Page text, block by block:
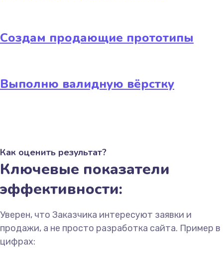
Создам продающие прототипы
Выполню валидную вёрстку
Как оценить результат?
Ключевые показатели
эффективности:
Уверен, что Заказчика интересуют заявки и
продажи, а не просто разработка сайта. Пример в
цифрах: